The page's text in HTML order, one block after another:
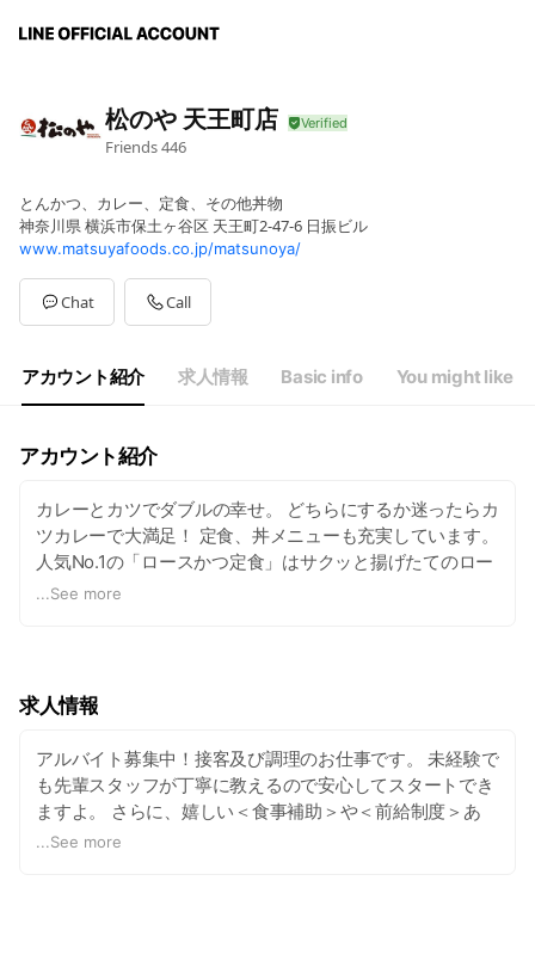
松のや 天王町店
Friends446
とんかつ、カレー、定食、その他丼物
神奈川県 横浜市保土ヶ谷区 天王町2-47-6 日振ビル
www.matsuyafoods.co.jp/matsunoya/
Chat Call
アカウント紹介 求人情報 Basic info You might like
アカウント紹介
カレーとカツでダブルの幸せ。 どちらにするか迷ったらカ
ツカレーで大満足！ 定食、丼メニューも充実しています。
人気No.1の「ロースかつ定食」はサクッと揚げたてのロー
スとんかつにたっぷりのキャベツ、ライス、みそ汁が付い
...See more
求人情報
アルバイト募集中！接客及び調理のお仕事です。 未経験で
も先輩スタッフが丁寧に教えるので安心してスタートでき
ますよ。 さらに、嬉しい＜食事補助＞や＜前給制度＞あ
り。 働きやすい環境を整えてお待ちしております！ 詳細
...See more